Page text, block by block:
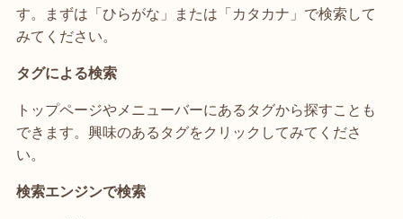
す。まずは「ひらがな」または「カタカナ」で検索して
みてください。
タグによる検索
トップページやメニューバーにあるタグから探すことも
できます。興味のあるタグをクリックしてみてくださ
い。
検索エンジンで検索